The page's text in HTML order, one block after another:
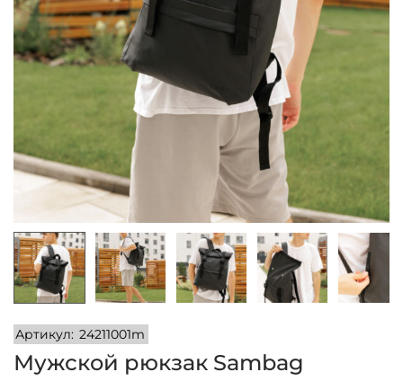
и
м
у
Артикул: 24211001m
Мужской рюкзак Sambag